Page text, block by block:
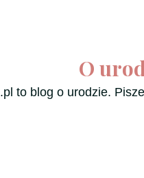
O
to blog o urodzie.